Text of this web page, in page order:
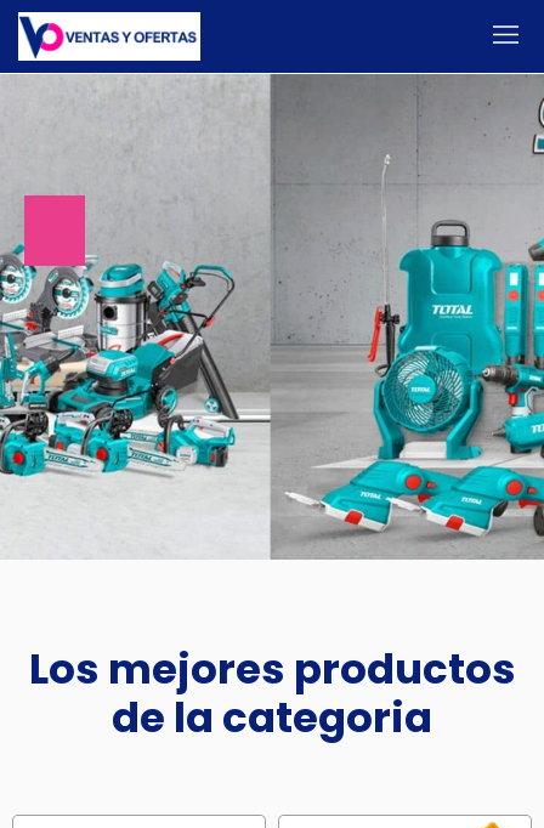
Los mejores productos
de la categoria